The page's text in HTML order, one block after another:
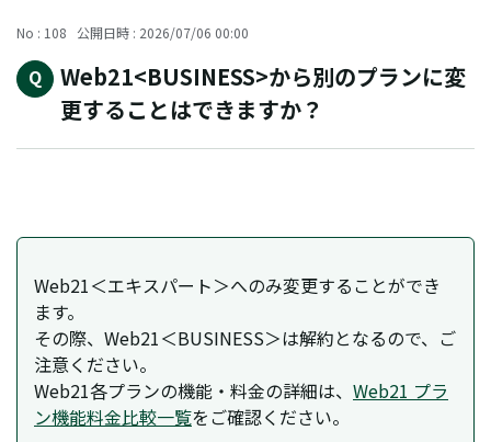
No : 108 公開日時 : 2026/07/06 00:00
Web21<BUSINESS>から別のプランに変
更することはできますか？
Web21＜エキスパート＞へのみ変更することができ
ます。
その際、 Web21＜BUSINESS＞は解約となるので、ご
注意ください。
Web21各プランの機能・料金の詳細は、 Web21 プラ
ン機能料金比較一覧をご確認ください。